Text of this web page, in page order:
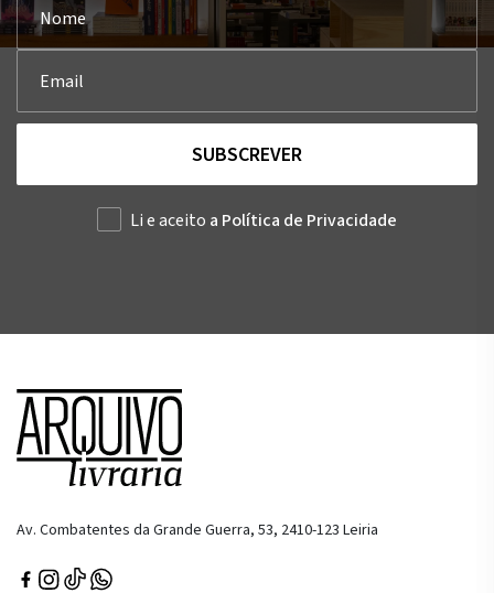
SUBSCREVER
Li e aceito a Política de Privacidade
Av. Combatentes da Grande Guerra, 53, 2410-123 Leiria